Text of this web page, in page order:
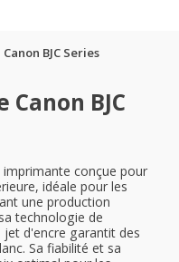
Canon BJC Series
BJC
imprimante conçue pour
idéale pour les
une production
technologie de
d'encre garantit des
Sa fiabilité et sa